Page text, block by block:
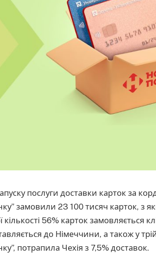
послуги доставки карток за
замовили 23 100 тисяч карток, з
кількості 56% карток замовляється
до Німеччини, а також у
потрапила Чехія з 7,5% доставок.